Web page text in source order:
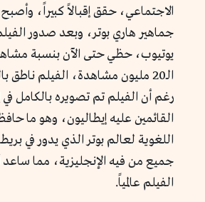
الاجتماعي، حقق إقبالاً كبيراً،
جماهير هاري بوتر، وبعد صدور
يوتيوب، حظي حتى الآن بنسبة
الـ20 مليون مشاهدة، الفيلم ناطق
رغم أن الفيلم تم تصويره بالكامل في
القائمين عليه إيطاليون، وهو ما
اللغوية لعالم بوتر الذي يدور في
جميع من فيه الإنجليزية، مما ساعد
الفيلم عالمياً.